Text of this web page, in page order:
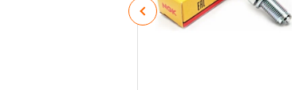
Previous